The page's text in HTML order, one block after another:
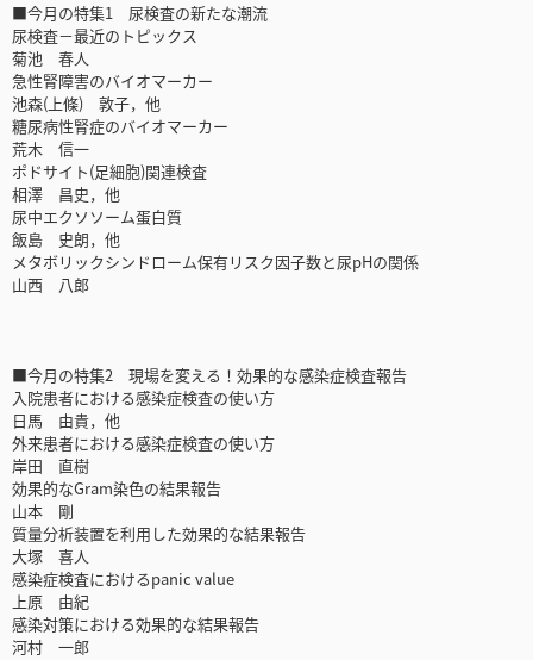
■今月の特集1 尿検査の新たな潮流
尿検査－最近のトピックス
菊池 春人
急性腎障害のバイオマーカー
池森(上條) 敦子，他
糖尿病性腎症のバイオマーカー
荒木 信一
ポドサイト(足細胞)関連検査
相澤 昌史，他
尿中エクソソーム蛋白質
飯島 史朗，他
メタボリックシンドローム保有リスク因子数と尿pHの関係
山西 八郎
■今月の特集2 現場を変える！効果的な感染症検査報告
入院患者における感染症検査の使い方
日馬 由貴，他
外来患者における感染症検査の使い方
岸田 直樹
効果的なGram染色の結果報告
山本 剛
質量分析装置を利用した効果的な結果報告
大塚 喜人
感染症検査におけるpanic value
上原 由紀
感染対策における効果的な結果報告
河村 一郎